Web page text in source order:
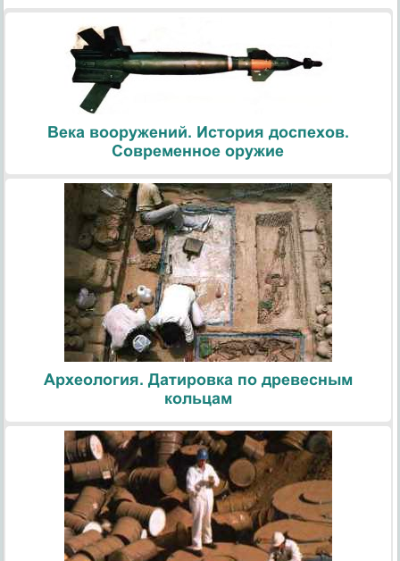
Века вооружений. История доспехов.
Современное оружие
Археология. Датировка по древесным
кольцам